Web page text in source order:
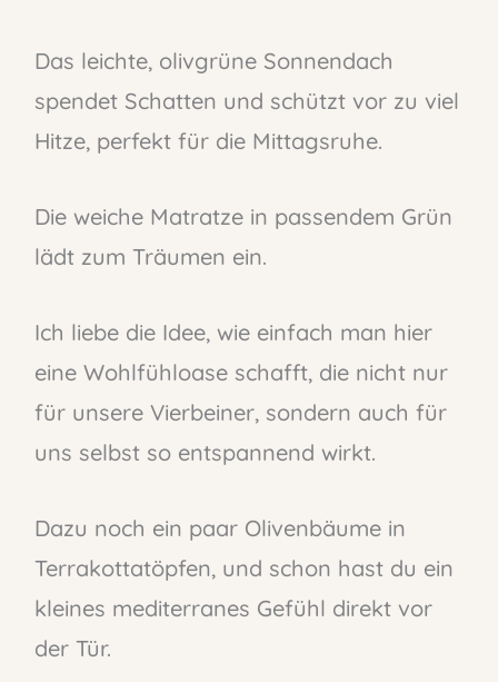
Das leichte, olivgrüne Sonnendach
spendet Schatten und schützt vor zu viel
Hitze, perfekt für die Mittagsruhe.
Die weiche Matratze in passendem Grün
lädt zum Träumen ein.
Ich liebe die Idee, wie einfach man hier
eine Wohlfühloase schafft, die nicht nur
für unsere Vierbeiner, sondern auch für
uns selbst so entspannend wirkt.
Dazu noch ein paar Olivenbäume in
Terrakottatöpfen, und schon hast du ein
kleines mediterranes Gefühl direkt vor
der Tür.